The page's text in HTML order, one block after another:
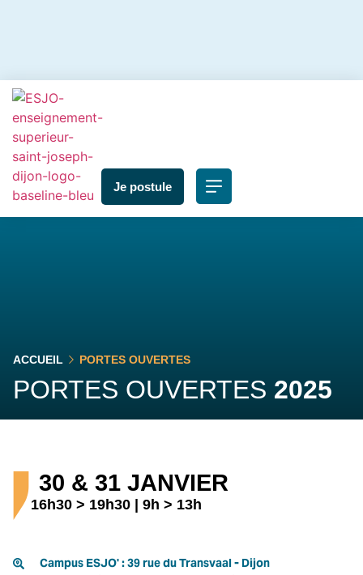
Je postule
ACCUEIL PORTES OUVERTES
PORTES OUVERTES 2025
30 & 31 JANVIER
16h30 > 19h30 | 9h > 13h
Campus ESJO' : 39 rue du Transvaal - Dijon